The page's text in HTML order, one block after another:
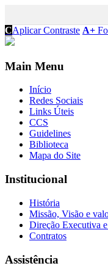
CAplicar Contraste A+
Main Menu
Início
Redes Sociais
Links Úteis
CCS
Guidelines
Biblioteca
Mapa do Site
Institucional
História
Missão, Visão e
Direção Executiva
Contratos
Assistência